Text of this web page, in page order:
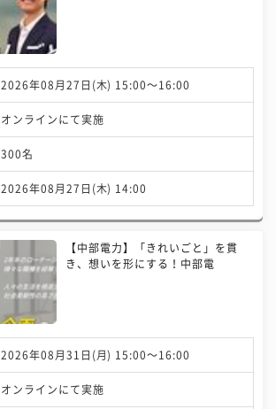
2026年08月27日(木) 15:00〜16:00
オンラインにて実施
300名
2026年08月27日(木) 14:00
【中部電力】「きれいごと」を貫
き、想いを形にする！中部電
2026年08月31日(月) 15:00〜16:00
オンラインにて実施